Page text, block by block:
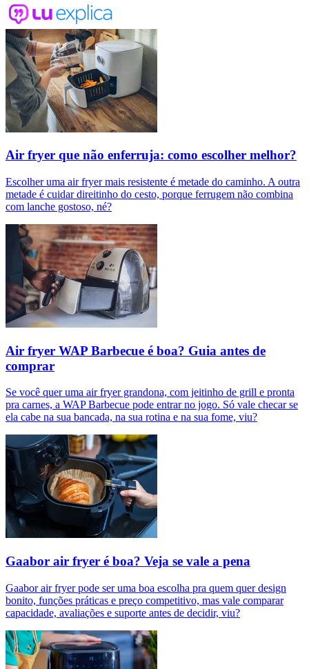
Air fryer que não enferruja: como escolher melhor?
Escolher uma air fryer mais resistente é metade do caminho. A outra
metade é cuidar direitinho do cesto, porque ferrugem não combina
com lanche gostoso, né?
Air fryer WAP Barbecue é boa? Guia antes de
comprar
Se você quer uma air fryer grandona, com jeitinho de grill e pronta
pra carnes, a WAP Barbecue pode entrar no jogo. Só vale checar se
ela cabe na sua bancada, na sua rotina e na sua fome, viu?
Gaabor air fryer é boa? Veja se vale a pena
Gaabor air fryer pode ser uma boa escolha pra quem quer design
bonito, funções práticas e preço competitivo, mas vale comparar
capacidade, avaliações e suporte antes de decidir, viu?